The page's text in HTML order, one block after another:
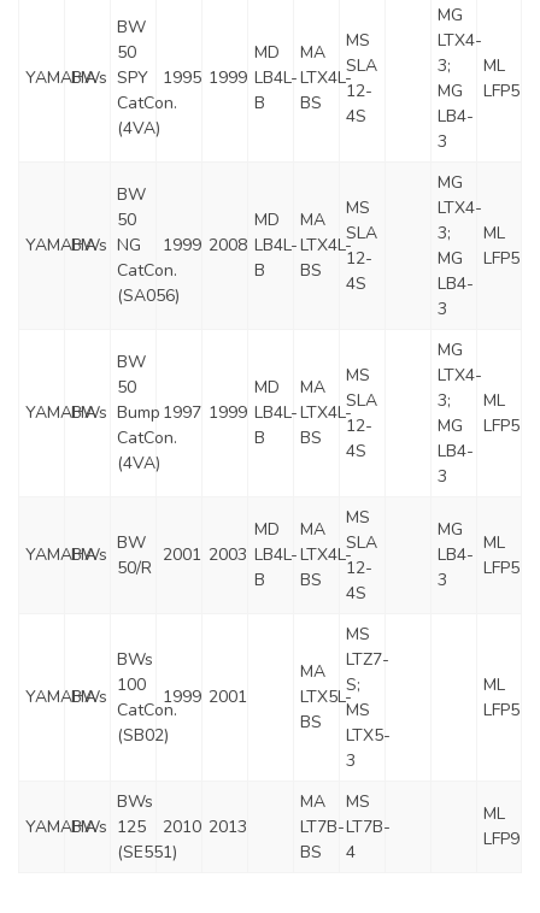
YAMAHA
BWs
BW
50
SPY
CatCon.
(4VA)
1995 1999
MD
LB4L-
B
MA
LTX4L-
BS
MS
SLA
12-
4S
MG
LTX4-
3;
MG
LB4-
3
ML
LFP5
YAMAHA
BWs
BW
50
NG
CatCon.
(SA056)
1999 2008
MD
LB4L-
B
MA
LTX4L-
BS
MS
SLA
12-
4S
MG
LTX4-
3;
MG
LB4-
3
ML
LFP5
YAMAHA
BWs
BW
50
Bump
CatCon.
(4VA)
1997 1999
MD
LB4L-
B
MA
LTX4L-
BS
MS
SLA
12-
4S
MG
LTX4-
3;
MG
LB4-
3
ML
LFP5
YAMAHA
BWs
BW
50/R
2001 2003
MD
LB4L-
B
MA
LTX4L-
BS
MS
SLA
12-
4S
MG
LB4-
3
ML
LFP5
YAMAHA
BWs
BWs
100
CatCon.
(SB02)
1999 2001
MA
LTX5L-
BS
MS
LTZ7-
S;
MS
LTX5-
3
ML
LFP5
YAMAHA
BWs
BWs
125
(SE551)
2010 2013
MA
LT7B-
BS
MS
LT7B-
4
ML
LFP9